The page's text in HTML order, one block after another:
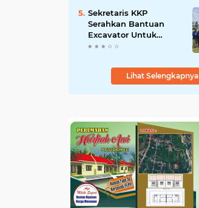
untuk Korban Banjir di
Padang
Sekretaris KKP
Serahkan Bantuan
Excavator Untuk
Pelaku Usaha
Lihat Selengkapnya